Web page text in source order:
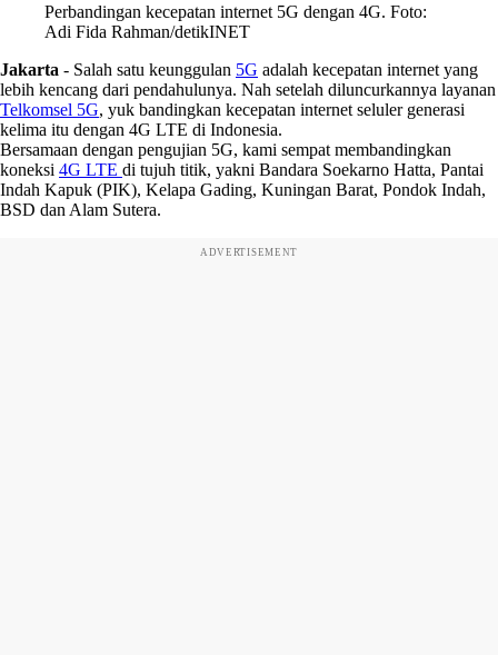
Perbandingan kecepatan internet 5G dengan 4G. Foto:
Adi Fida Rahman/detikINET
Jakarta - Salah satu keunggulan 5G adalah kecepatan internet yang
lebih kencang dari pendahulunya. Nah setelah diluncurkannya layanan
Telkomsel 5G, yuk bandingkan kecepatan internet seluler generasi
kelima itu dengan 4G LTE di Indonesia.
Bersamaan dengan pengujian 5G, kami sempat membandingkan
koneksi 4G LTE di tujuh titik, yakni Bandara Soekarno Hatta, Pantai
Indah Kapuk (PIK), Kelapa Gading, Kuningan Barat, Pondok Indah,
BSD dan Alam Sutera.
ADVERTISEMENT